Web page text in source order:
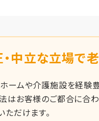
中立な立場で
ームや介護施設を経験
はお客様のご都合に合わ
ただけます。